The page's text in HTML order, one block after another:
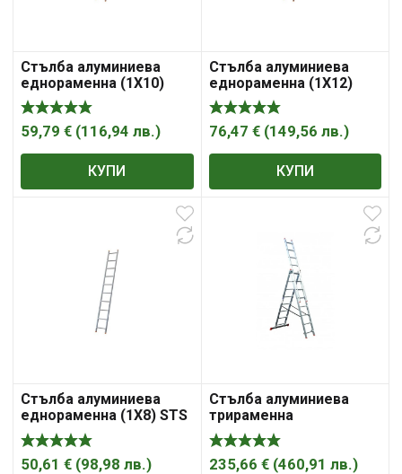
Стълба алуминиева
еднораменна (1X10)
STS B02B280
59,79 € (116,94 лв.)
КУПИ
Стълба алуминиева
еднораменна (1X12)
STS B02B330
76,47 € (149,56 лв.)
КУПИ
Стълба алуминиева
еднораменна (1X8) STS
B02B230
50,61 € (98,98 лв.)
Стълба алуминиева
трираменна
комбинирана (3X11) STS
B10B3300
235,66 € (460,91 лв.)